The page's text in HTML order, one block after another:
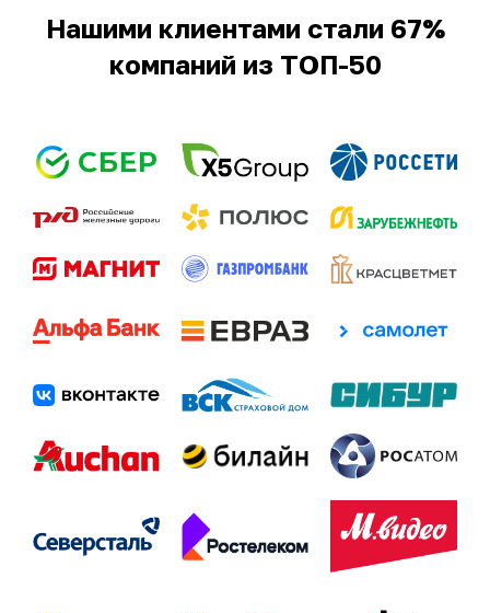
Нашими клиентами стали 67%
компаний из ТОП-50